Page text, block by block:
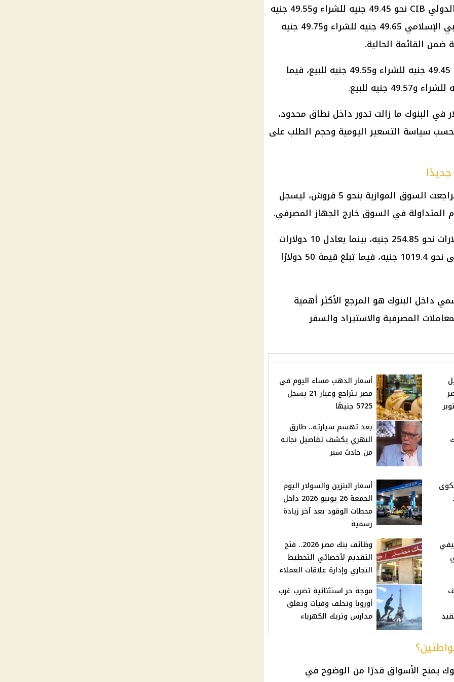
في البنك التجاري الدولي CIB نحو 49.45 جنيه للشراء و49.55 جنيه
للبيع، بينما سجل في مصرف أبو ظبي الإسلامي 49.65 جنيه للشراء و49.75 جنيه
ضمن القائمة الحالية.
عند 49.45 جنيه للشراء و49.55 جنيه للبيع، فيما
في البنوك ما زالت تدور داخل نطاق محدود،
سياسة التسعير اليومية وحجم الطلب على
السوق الموازية بنحو 5 قروش، ليسجل
وبناءً على هذا السعر، يعادل 5 دولارات نحو 254.85 جنيه، بينما يعادل 10 دولارات
نحو 509.7 جنيه، ويصل 20 دولارًا إلى نحو 1019.4 جنيه، فيما تبلغ قيمة 50 دولارًا
داخل البنوك هو المرجع الأكثر أهمية
المصرفية والاستيراد والسفر
أسعار الذهب مساء اليوم في
مصر تتراجع وعيار 21 يسجل
5725 جنيهًا
بعد تهشم سيارته.. طارق
النهري يكشف تفاصيل نجاته
من حادث سير
أسعار البنزين والسولار اليوم
الجمعة 26 يونيو 2026 داخل
محطات الوقود بعد آخر زيادة
رسمية
وظائف بنك مصر 2026.. فتح
التقديم لأخصائي التخطيط
التجاري وإدارة علاقات العملاء
صرف
موجة حر استثنائية تضرب غرب
أوروبا وتخلف وفيات وتغلق
مدارس وتربك الكهرباء
يمنح الأسواق قدرًا من الوضوح في